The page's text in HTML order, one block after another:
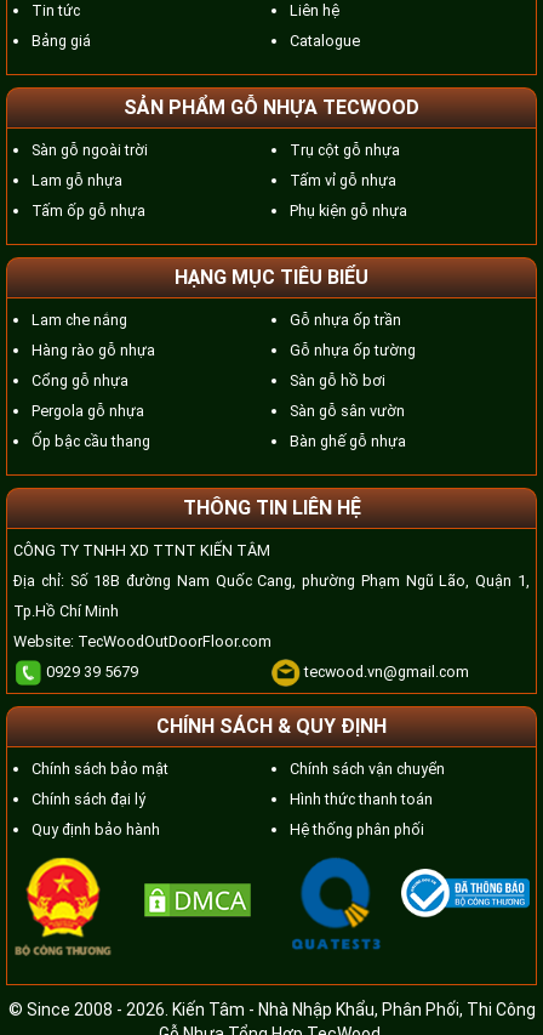
Tin tức
Bảng giá
Liên hệ
Catalogue
SẢN PHẨM GỖ NHỰA TECWOOD
Sàn gỗ ngoài trời
Lam gỗ nhựa
Tấm ốp gỗ nhựa
Trụ cột gỗ nhựa
Tấm vỉ gỗ nhựa
Phụ kiện gỗ nhựa
HẠNG MỤC TIÊU BIỂU
Lam che nắng
Hàng rào gỗ nhựa
Cổng gỗ nhựa
Pergola gỗ nhựa
Ốp bậc cầu thang
Gỗ nhựa ốp trần
Gỗ nhựa ốp tường
Sàn gỗ hồ bơi
Sàn gỗ sân vườn
Bàn ghế gỗ nhựa
THÔNG TIN LIÊN HỆ
CÔNG TY TNHH XD TTNT KIẾN TÂM
Địa chỉ: Số 18B đường Nam Quốc Cang, phường Phạm Ngũ Lão, Quận 1,
Tp.Hồ Chí Minh
Website: TecWoodOutDoorFloor.com
0929 39 5679
tecwood.vn@gmail.com
CHÍNH SÁCH & QUY ĐỊNH
Chính sách bảo mật
Chính sách đại lý
Quy định bảo hành
Chính sách vận chuyển
Hình thức thanh toán
Hệ thống phân phối
© Since 2008 - 2026. Kiến Tâm - Nhà Nhập Khẩu, Phân Phối, Thi Công